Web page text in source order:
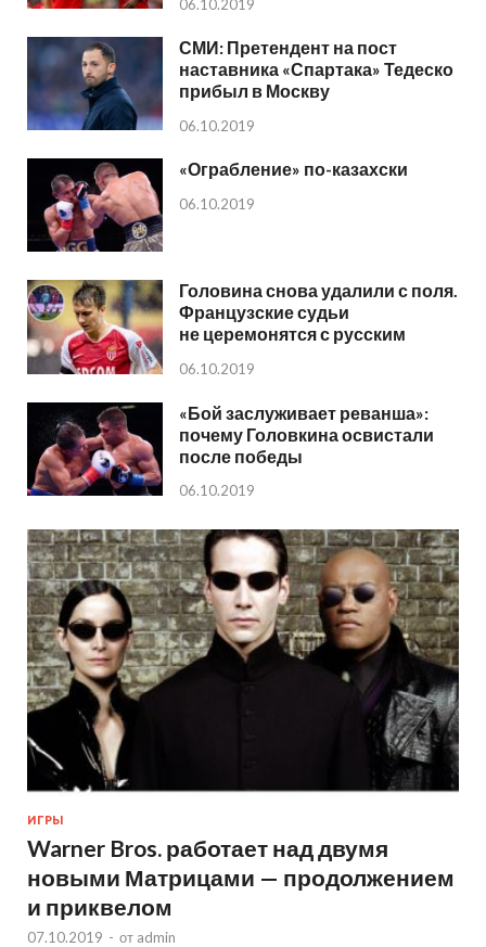
06.10.2019
СМИ: Претендент на пост
наставника «Спартака» Тедеско
прибыл в Москву
06.10.2019
«Ограбление» по-казахски
06.10.2019
Головина снова удалили с поля.
Французские судьи
не церемонятся с русским
06.10.2019
«Бой заслуживает реванша»:
почему Головкина освистали
после победы
06.10.2019
ИГРЫ
Warner Bros. работает над двумя
новыми Матрицами — продолжением
и приквелом
07.10.2019 - от admin